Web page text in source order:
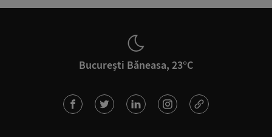
București Băneasa, 23°C